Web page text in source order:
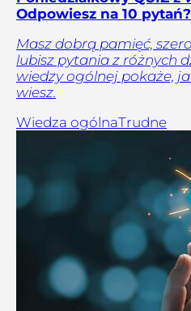
Odpowiesz na 10 pytań?
Masz dobrą pamięć,
lubisz pytania z różnych
wiedzy ogólnej pokaże,
wiesz.
Wiedza ogólnaTrudne